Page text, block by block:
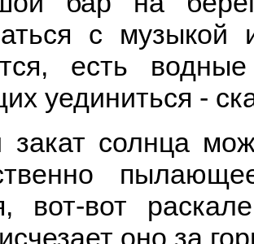
с
есть
уединиться -
закат солнца
вот-вот
оно за